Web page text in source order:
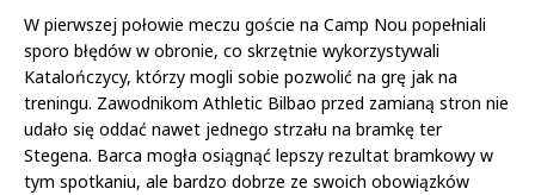
W pierwszej połowie meczu goście na Camp Nou popełniali
sporo błędów w obronie, co skrzętnie wykorzystywali
Katalończycy, którzy mogli sobie pozwolić na grę jak na
treningu. Zawodnikom Athletic Bilbao przed zamianą stron nie
udało się oddać nawet jednego strzału na bramkę ter
Stegena. Barca mogła osiągnąć lepszy rezultat bramkowy w
tym spotkaniu, ale bardzo dobrze ze swoich obowiązków